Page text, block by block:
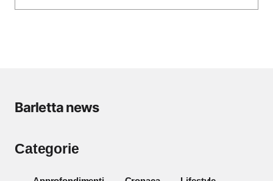
Barletta news
Categorie